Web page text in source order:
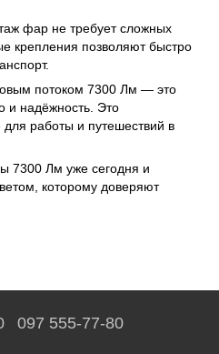
фар не требует сложных
крепления позволяют быстро
потоком 7300 Лм — это
и надёжность. Это
работы и путешествий в
7300 Лм уже сегодня и
которому доверяют
097 555-77-80